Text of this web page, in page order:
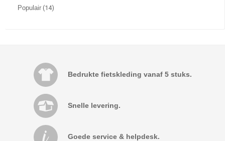
Populair (14)
Bedrukte fietskleding vanaf 5 stuks.
Snelle levering.
Goede service & helpdesk.